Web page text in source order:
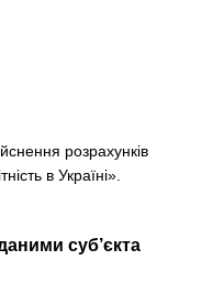
розрахунків
в Україні».
суб’єкта